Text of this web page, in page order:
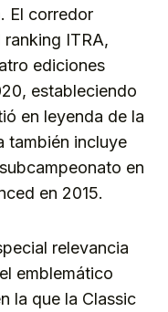
El corredor
ITRA,
ediciones
estableciendo
en leyenda de la
también incluye
en
en 2015.
relevancia
emblemático
la que la Classic